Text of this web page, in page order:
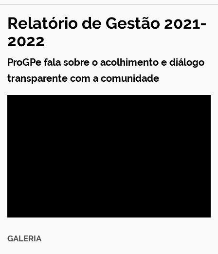
Relatório de Gestão 2021-
2022
ProGPe fala sobre o acolhimento e diálogo
transparente com a comunidade
GALERIA